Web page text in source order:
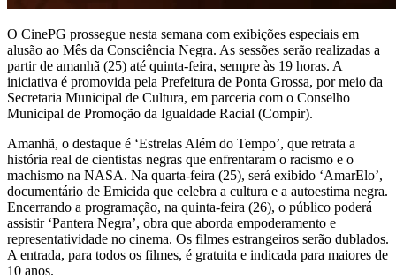
O CinePG prossegue nesta semana com exibições especiais em
alusão ao Mês da Consciência Negra. As sessões serão realizadas a
partir de amanhã (25) até quinta-feira, sempre às 19 horas. A
iniciativa é promovida pela Prefeitura de Ponta Grossa, por meio da
Secretaria Municipal de Cultura, em parceria com o Conselho
Municipal de Promoção da Igualdade Racial (Compir).
Amanhã, o destaque é ‘Estrelas Além do Tempo’, que retrata a
história real de cientistas negras que enfrentaram o racismo e o
machismo na NASA. Na quarta-feira (25), será exibido ‘AmarElo’,
documentário de Emicida que celebra a cultura e a autoestima negra.
Encerrando a programação, na quinta-feira (26), o público poderá
assistir ‘Pantera Negra’, obra que aborda empoderamento e
representatividade no cinema. Os filmes estrangeiros serão dublados.
A entrada, para todos os filmes, é gratuita e indicada para maiores de
10 anos.